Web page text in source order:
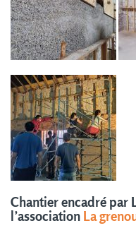
Chantier encadré par
l’association La